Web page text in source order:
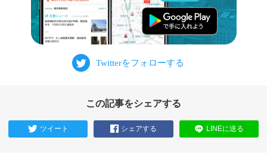
この記事をシェアする
ツイート シェアする LINEに送る